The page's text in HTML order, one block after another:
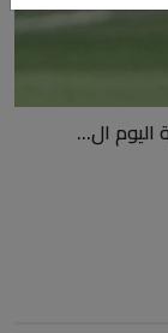
اليوم ال...